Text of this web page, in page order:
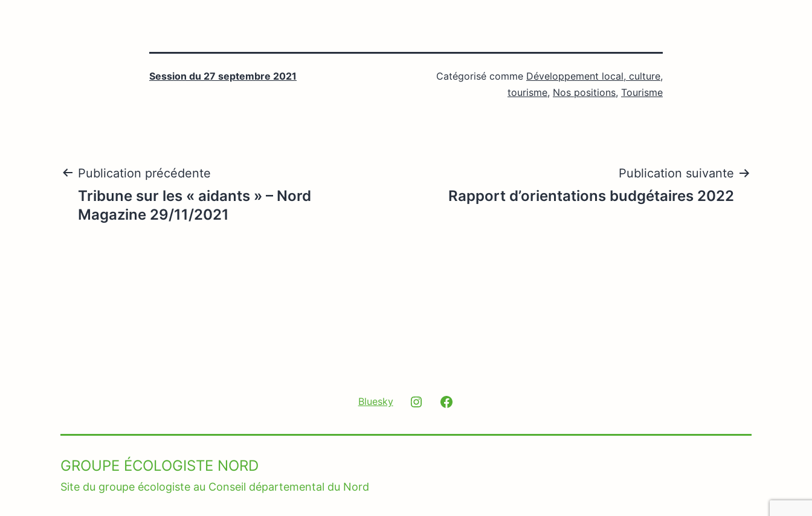
Session du 27 septembre 2021 Catégorisé comme Développement local, culture,
tourisme, Nos positions, Tourisme
Navigation
de
Publication précédente
Tribune sur les « aidants » – Nord
Magazine 29/11/2021
Publication suivante
Rapport d’orientations budgétaires 2022
Bluesky Instagram
GROUPE ÉCOLOGISTE NORD
Site du groupe écologiste au Conseil départemental du Nord